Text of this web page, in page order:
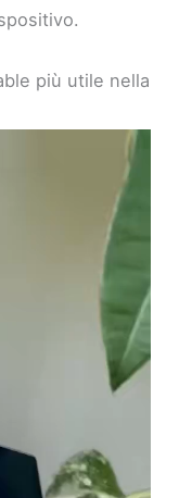
più utile nella